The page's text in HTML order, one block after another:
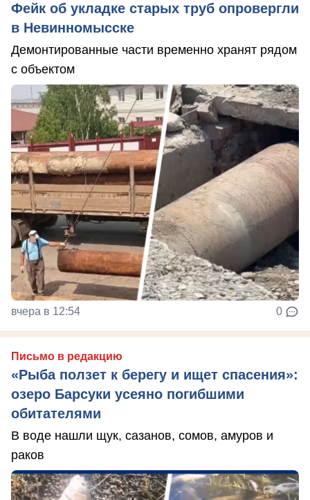
Фейк об укладке старых труб опровергли
в Невинномысске
Демонтированные части временно хранят рядом
с объектом
вчера в 12:54 0
Письмо в редакцию
«Рыба ползет к берегу и ищет спасения»:
озеро Барсуки усеяно погибшими
обитателями
В воде нашли щук, сазанов, сомов, амуров и
раков